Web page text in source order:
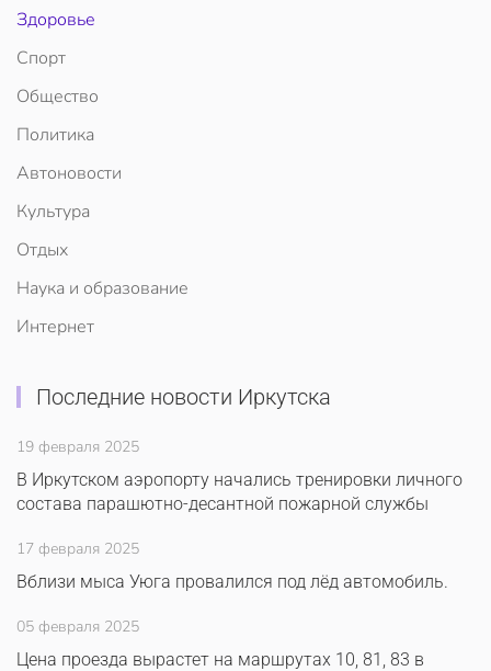
Здоровье
Спорт
Общество
Политика
Автоновости
Культура
Отдых
Наука и образование
Интернет
Последние новости Иркутска
19 февраля 2025
В Иркутском аэропорту начались тренировки личного
состава парашютно-десантной пожарной службы
17 февраля 2025
Вблизи мыса Уюга провалился под лёд автомобиль.
05 февраля 2025
Цена проезда вырастет на маршрутах 10, 81, 83 в